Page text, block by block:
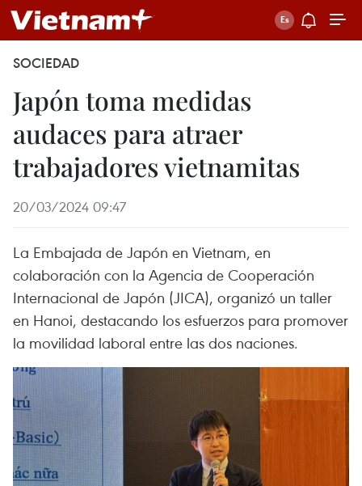
SOCIEDAD
Japón toma medidas
audaces para atraer
trabajadores vietnamitas
20/03/2024 09:47
La Embajada de Japón en Vietnam, en
colaboración con la Agencia de Cooperación
Internacional de Japón (JICA), organizó un taller
en Hanoi, destacando los esfuerzos para promover
la movilidad laboral entre las dos naciones.